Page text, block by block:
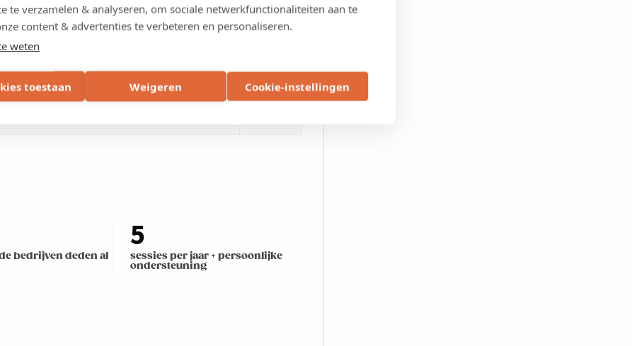
te verzamelen & analyseren, om sociale netwerkfunctionaliteiten aan te
content & advertenties te verbeteren en personaliseren.
weten
toestaan Weigeren Cookie-instellingen
leveringszekerheid een vereiste is? Novartis
een warmtepomp met een e-boiler erbovenop en
met alle lessen van een
13u –
bedrijven deden al
5
sessies per jaar + persoonlijke
ondersteuning